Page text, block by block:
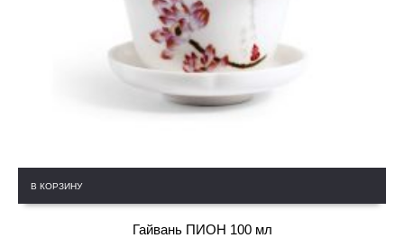
В КОРЗИНУ
Гайвань ПИОН 100 мл